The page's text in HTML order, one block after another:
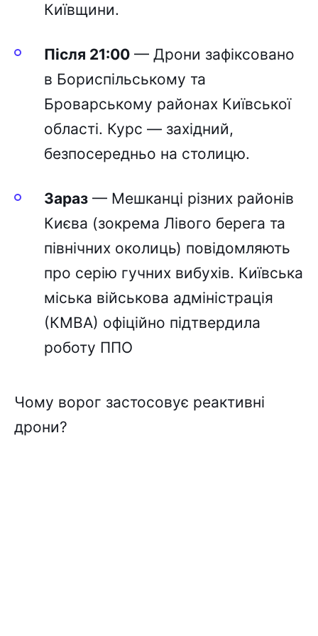
Київщини.
Після 21:00 — Дрони зафіксовано
в Бориспільському та
Броварському районах Київської
області. Курс — західний,
безпосередньо на столицю.
Зараз — Мешканці різних районів
Києва (зокрема Лівого берега та
північних околиць) повідомляють
про серію гучних вибухів. Київська
міська військова адміністрація
(КМВА) офіційно підтвердила
роботу ППО
Чому ворог застосовує реактивні
дрони?